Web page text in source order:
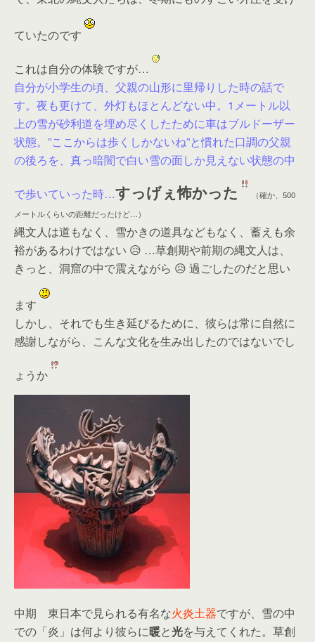
ていたのです
これは自分の体験ですが…
自分が小学生の頃、父親の山形に里帰りした時の話で
す。夜も更けて、外灯もほとんどない中。1メートル以
上の雪が砂利道を埋め尽くしたために車はブルドーザー
状態。”ここからは歩くしかないね”と慣れた口調の父親
の後ろを、真っ暗闇で白い雪の面しか見えない状態の中
で歩いていった時…すっげぇ怖かった
（確か、500
メートルくらいの距離だったけど…）
縄文人は道もなく、雪かきの道具などもなく、蓄えも余
裕があるわけではない 😥 …草創期や前期の縄文人は、
きっと、洞窟の中で震えながら 😥 過ごしたのだと思い
ます
しかし、それでも生き延びるために、彼らは常に自然に
感謝しながら、こんな文化を生み出したのではないでし
ょうか
中期 東日本で見られる有名な火炎土器ですが、雪の中
での「炎」は何より彼らに暖と光を与えてくれた。草創